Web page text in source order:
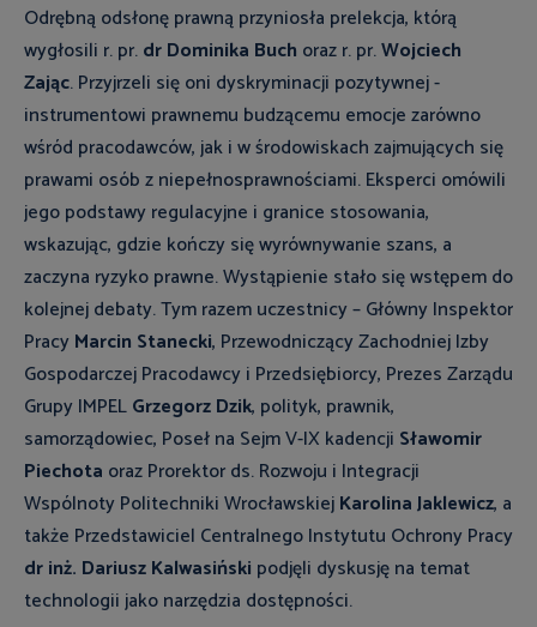
Odrębną odsłonę prawną przyniosła prelekcja, którą
wygłosili r. pr.drDominika Buch oraz r. pr.Wojciech
Zając. Przyjrzeli się oni dyskryminacji pozytywnej -
instrumentowi prawnemu budzącemu emocje zarówno
wśród pracodawców, jak i w środowiskach zajmujących się
prawami osób z niepełnosprawnościami. Eksperci omówili
jego podstawy regulacyjne i granice stosowania,
wskazując, gdzie kończy się wyrównywanie szans, a
zaczyna ryzyko prawne. Wystąpienie stało się wstępem do
kolejnej debaty. Tym razem uczestnicy – Główny Inspektor
PracyMarcin Stanecki, Przewodniczący Zachodniej Izby
Gospodarczej Pracodawcy i Przedsiębiorcy, Prezes Zarządu
Grupy IMPELGrzegorzDzik, polityk, prawnik,
samorządowiec, Poseł na Sejm V-IX kadencji Sławomir
Piechota oraz Prorektor ds. Rozwoju i Integracji
Wspólnoty Politechniki WrocławskiejKarolinaJaklewicz, a
także Przedstawiciel Centralnego Instytutu Ochrony Pracy
drinż. DariuszKalwasiński podjęli dyskusję na temat
technologii jako narzędzia dostępności.